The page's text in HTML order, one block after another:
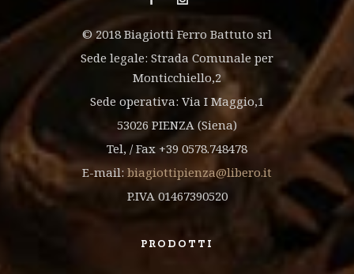
© 2018 Biagiotti Ferro Battuto srl
Sede legale: Strada Comunale per
Monticchiello,2
Sede operativa: Via I Maggio,1
53026 PIENZA (Siena)
Tel, / Fax +39 0578.748478
E-mail: biagiottipienza@libero.it
P.IVA 01467390520
PRODOTTI